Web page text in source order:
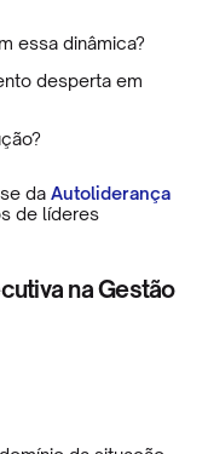
essa dinâmica?
desperta em
daAutoliderança
de líderes
na Gestão